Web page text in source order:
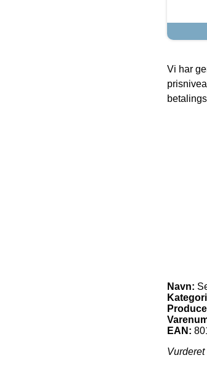
Vi har
Navn:
EAN:
Vurderet